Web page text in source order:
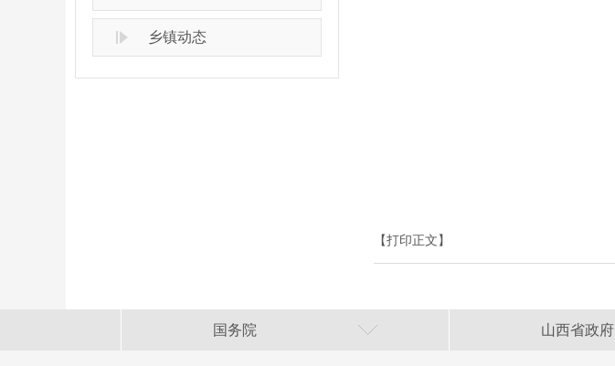
乡镇动态
【打印正文】
国务院 山西省政府